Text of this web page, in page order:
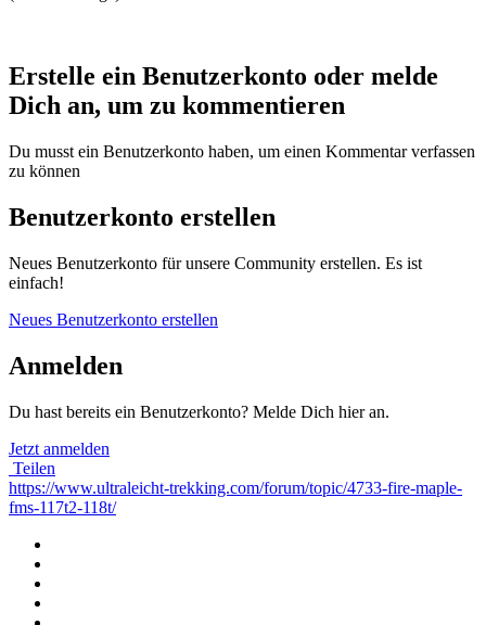
Erstelle ein Benutzerkonto oder melde
Dich an, um zu kommentieren
Du musst ein Benutzerkonto haben, um einen Kommentar verfassen
zu können
Benutzerkonto erstellen
Neues Benutzerkonto für unsere Community erstellen. Es ist
einfach!
Neues Benutzerkonto erstellen
Anmelden
Du hast bereits ein Benutzerkonto? Melde Dich hier an.
Jetzt anmelden
Teilen
https://www.ultraleicht-trekking.com/forum/topic/4733-fire-maple-
fms-117t2-118t/